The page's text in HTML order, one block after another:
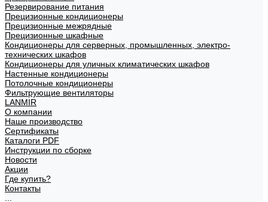
Резервирование питания
Прецизионные кондиционеры
Прецизионные межрядные
Прецизионные шкафные
Кондиционеры для серверных, промышленных, электро-
технических шкафов
Кондиционеры для уличных климатических шкафов
Настенные кондиционеры
Потолочные кондиционеры
Фильтрующие вентиляторы
LANMIR
О компании
Наше производство
Сертификаты
Каталоги PDF
Инструкции по сборке
Новости
Акции
Где купить?
Контакты